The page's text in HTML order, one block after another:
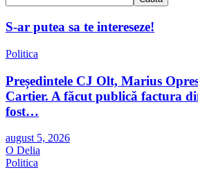
S-ar putea sa te intereseze!
Politica
Președintele CJ Olt, Marius
Cartier. A făcut publică factura
fost…
august 5, 2026
O Delia
Politica